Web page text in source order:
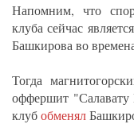
Напомним, что
клуба сейчас является
Башкирова во
Тогда
оффершит "Салавату
клубобменял